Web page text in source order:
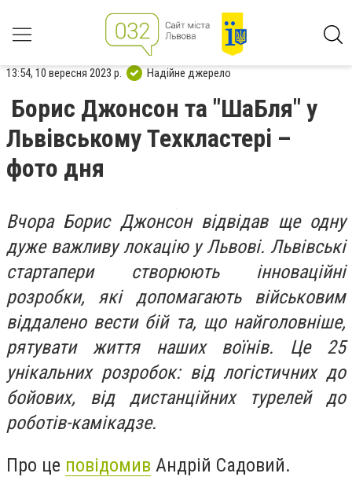
13:54, 10 вересня 2023 р. Надійне джерело
Борис Джонсон та "ШаБля" у
Львівському Техкластері –
фото дня
Вчора Борис Джонсон відвідав ще одну
дуже важливу локацію у Львові. Львівські
стартапери створюють інноваційні
розробки, які допомагають військовим
віддалено вести бій та, що найголовніше,
рятувати життя наших воїнів. Це 25
унікальних розробок: від логістичних до
бойових, від дистанційних турелей до
роботів-камікадзе.
Про це повідомив Андрій Садовий.